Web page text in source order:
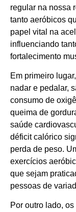
regular na nossa
tanto aeróbicos
papel vital na
influenciando
fortalecimento
Em primeiro
nadar e pedalar,
consumo de
queima de
saúde
déficit calórico
perda de peso.
exercícios
que sejam
pessoas de
Por outro lado,